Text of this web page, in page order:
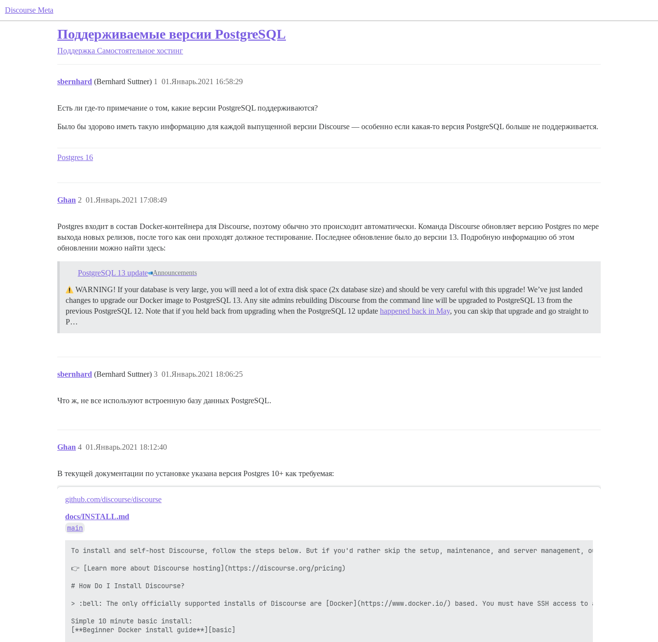
Discourse Meta
Поддерживаемые версии PostgreSQL
Поддержка Самостоятельное хостинг
sbernhard (Bernhard Suttner) 01.Январь.2021 16:58:29
1
Есть ли где-то примечание о том, какие версии PostgreSQL поддерживаются?
Было бы здорово иметь такую информацию для каждой выпущенной версии Discourse — особенно если какая-то версия PostgreSQL больше не поддерживается.
Postgres 16
Ghan 01.Январь.2021 17:08:49
2
Postgres входит в состав Docker-контейнера для Discourse, поэтому обычно это происходит автоматически. Команда Discourse обновляет версию Postgres по мере
выхода новых релизов, после того как они проходят должное тестирование. Последнее обновление было до версии 13. Подробную информацию об этом
обновлении можно найти здесь:
PostgreSQL 13 update Announcements
WARNING! If your database is very large, you will need a lot of extra disk space (2x database size) and should be very careful with this upgrade! We’ve just landed
changes to upgrade our Docker image to PostgreSQL 13. Any site admins rebuilding Discourse from the command line will be upgraded to PostgreSQL 13 from the
previous PostgreSQL 12. Note that if you held back from upgrading when the PostgreSQL 12 update happened back in May, you can skip that upgrade and go straight to
P…
sbernhard (Bernhard Suttner) 01.Январь.2021 18:06:25
3
Что ж, не все используют встроенную базу данных PostgreSQL.
Ghan 01.Январь.2021 18:12:40
4
В текущей документации по установке указана версия Postgres 10+ как требуемая:
github.com/discourse/discourse
docs/INSTALL.md
main
To install and self-host Discourse, follow the steps below. But if you'd rather skip the setup, maintenance, and server management, our official
👉 [Learn more about Discourse hosting](https://discourse.org/pricing)
# How Do I Install Discourse?
> :bell: The only officially supported installs of Discourse are [Docker](https://www.docker.io/) based. You must have SSH access to a 64-bit
Simple 10 minute basic install:
[**Beginner Docker install guide**][basic]